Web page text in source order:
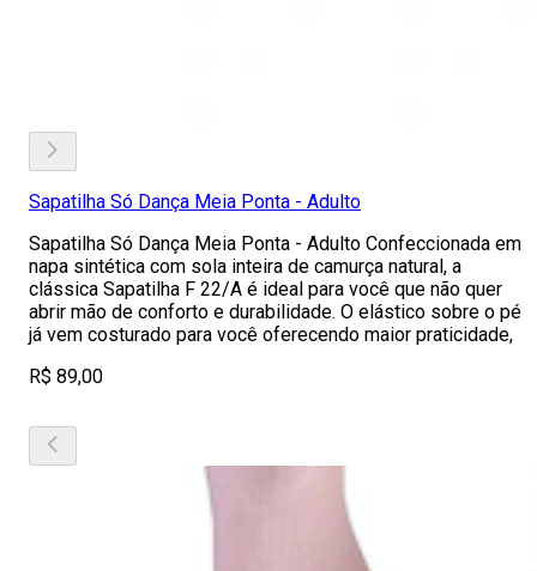
Sapatilha Só Dança Meia Ponta - Adulto
Sapatilha Só Dança Meia Ponta - Adulto Confeccionada em
napa sintética com sola inteira de camurça natural, a
clássica Sapatilha F 22/A é ideal para você que não quer
abrir mão de conforto e durabilidade. O elástico sobre o pé
já vem costurado para você oferecendo maior praticidade,
R$ 89,00